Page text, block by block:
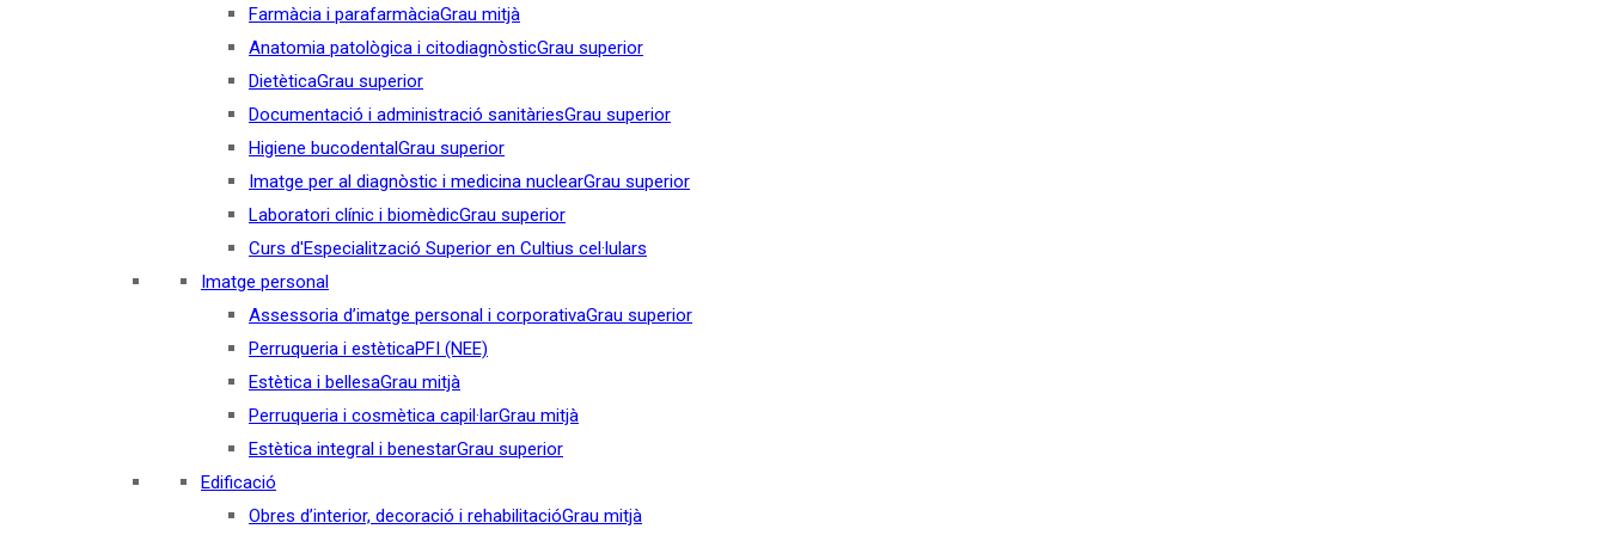
Farmàcia i parafarmàciaGrau mitjà
Anatomia patològica i citodiagnòsticGrau superior
DietèticaGrau superior
Documentació i administració sanitàriesGrau superior
Higiene bucodentalGrau superior
Imatge per al diagnòstic i medicina nuclearGrau superior
Laboratori clínic i biomèdicGrau superior
Curs d'Especialització Superior en Cultius cel·lulars
Imatge personal
Assessoria d’imatge personal i corporativaGrau superior
Perruqueria i estèticaPFI (NEE)
Estètica i bellesaGrau mitjà
Perruqueria i cosmètica capil·larGrau mitjà
Estètica integral i benestarGrau superior
Edificació
Obres d’interior, decoració i rehabilitacióGrau mitjà